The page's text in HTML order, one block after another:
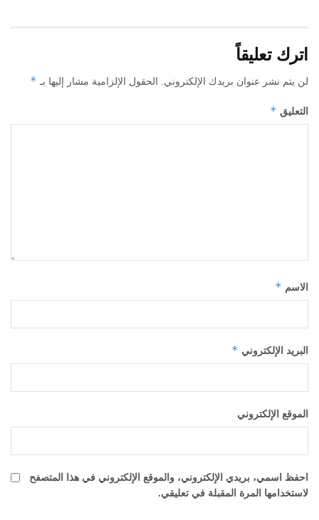
اترك تعليقاً
لن يتم نشر عنوان بريدك الإلكتروني. الحقول الإلزامية مشار إليها بـ *
التعليق *
الاسم *
البريد الإلكتروني *
الموقع الإلكتروني
احفظ اسمي، بريدي الإلكتروني، والموقع الإلكتروني في هذا المتصفح
لاستخدامها المرة المقبلة في تعليقي.